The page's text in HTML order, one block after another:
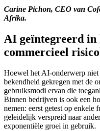
Carine Pichon, CEO van
Afrika.
AI geïntegreerd in
commercieel
Hoewel het AI-onderwerp
bekendheid gekregen met de
gebruiksmodi ervan die
Binnen bedrijven is ook een
nemen: eerst getest op
geleidelijk verspreid naar
exponentiële groei in gebruik.